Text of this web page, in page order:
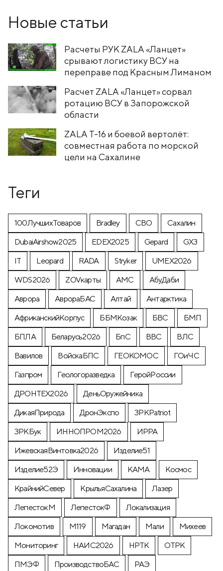
Новые статьи
Расчеты РУК ZALA «Ланцет»
срывают логистику ВСУ на
переправе под Красным Лиманом
Расчет ZALA «Ланцет» сорвал
ротацию ВСУ в Запорожской
области
ZALA T-16 и боевой вертолёт:
совместная работа по морской
цели на Сахалине
Теги
100ЛучшихТоваров Bradley CВО
Cахалин
DubaiAirshow2025
EDEX2025 Gepard
GX3
IT
Leopard RADA Stryker
UMEX2026
WDS2026
ZOVкарты АМС
АбуДаби
Аврора
АврораБАС Алтай
Антарктика
АфриканскийКорпус
ББМКозак БВС
БМП
БПЛА
Беларусь2026 БпС ВВС
ВЛС
Вавилов
ВойскаБПС ГЕОКОМОС
ГОиЧС
Газпром
Геологоразведка
ГеройРоссии
ДРОНТЕХ2026
ДеньОружейника
ДикаяПрирода
ДронЭкспо
ЗРКPatriot
ЗРКБук
ИННОПРОМ2026
ИРРА
ИжевскаяВинтовка2026
Изделие51
Изделие52Э
Инновации КАМА
Космос
КрайнийСевер
КрыльяСахалина
Лазер
ЛепестокМ
ЛепестокФ
Локализация
Локомотив
М119 Магадан Мали
Михеев
Мониторинг
НАИС2026 НРТК
ОТРК
ПМЭФ
ПроизводствоБАС РАЭ